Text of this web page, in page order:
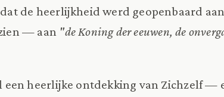
de heerlijkheid werd geopenbaard
— aan "de Koning der eeuwen, de
een heerlijke ontdekking van Zichzelf —